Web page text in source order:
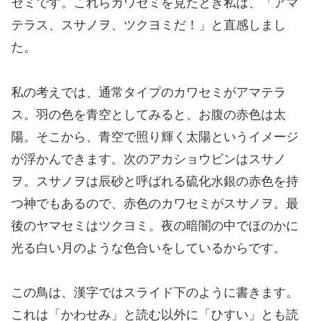
セミです。これらカワセミを見たとき私は、「アマ
テラス、スサノヲ、ツクヨミだ！」と直感しまし
た。
私の考えでは、通常タイプのカワセミがアマテラ
ス。羽の色を青空としてみると、お腹の赤色は太
陽。そこから、青空で照り輝く太陽というイメージ
が浮かんできます。次のアカショウビンはスサノ
ヲ。スサノヲは辰砂と呼ばれる硫化水銀の赤色を持
つ神でもあるので、赤色のカワセミがスサノヲ。最
後のヤマセミはツクヨミ。夜の暗闇の中でほのかに
光る白い月のような色合いをしているからです。
この鳥は、漢字ではスライド下のように書きます。
これは「かわせみ」と読む以外に「ひすい」とも読